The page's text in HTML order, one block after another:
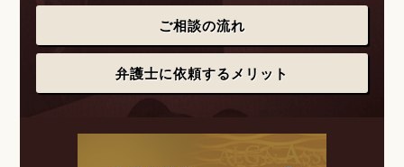
ご相談の流れ
弁護士に依頼するメリット